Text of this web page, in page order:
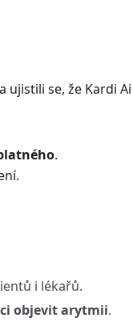
se, že Kardi Ai
.
i lékařů.
objevit arytmii.